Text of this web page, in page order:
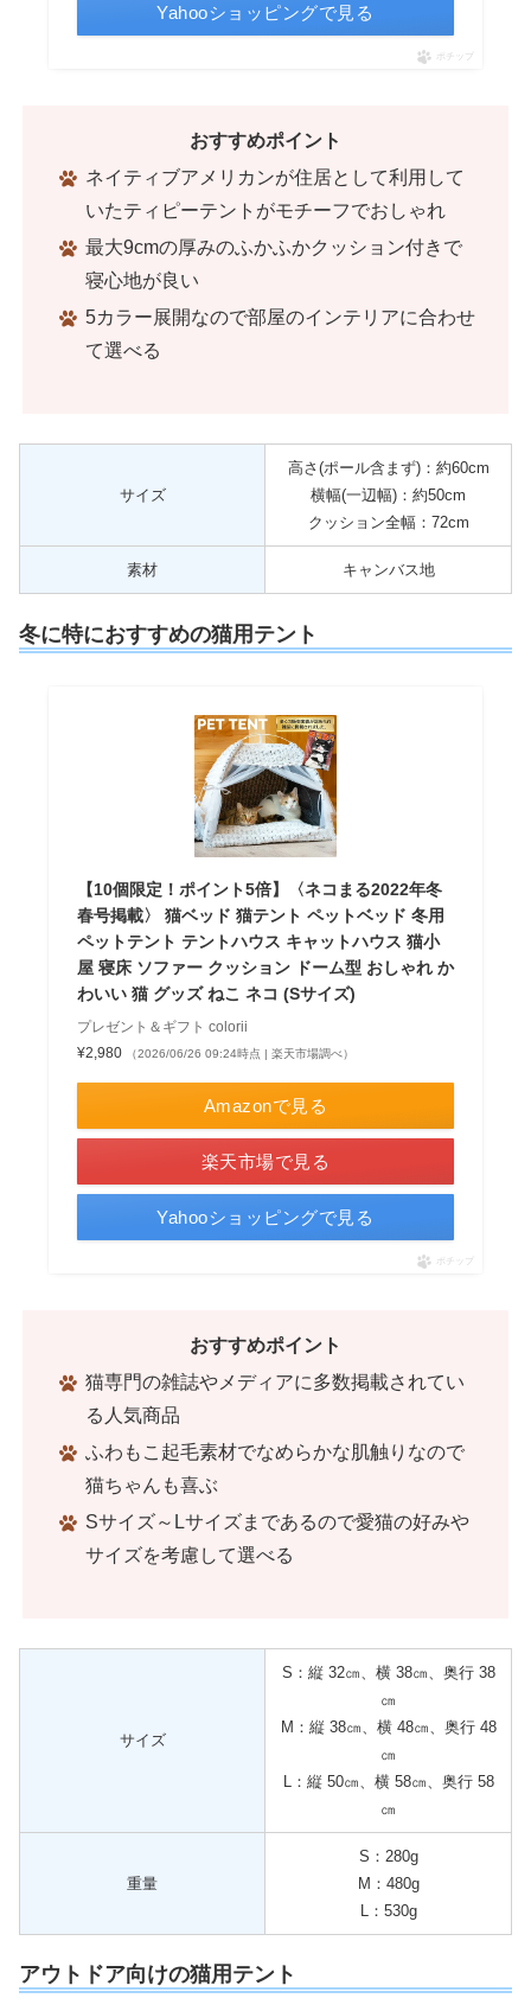
Yahooショッピングで見る
ポチップ
おすすめポイント
ネイティブアメリカンが住居として利用して
いたティピーテントがモチーフでおしゃれ
最大9cmの厚みのふかふかクッション付きで
寝心地が良い
5カラー展開なので部屋のインテリアに合わせ
て選べる
サイズ
高さ(ポール含まず)：約60cm
横幅(一辺幅)：約50cm
クッション全幅：72cm
素材 キャンバス地
冬に特におすすめの猫用テント
【10個限定！ポイント5倍】〈ネコまる2022年冬
春号掲載〉 猫ベッド 猫テント ペットベッド 冬用
ペットテント テントハウス キャットハウス 猫小
屋 寝床 ソファー クッション ドーム型 おしゃれ か
わいい 猫 グッズ ねこ ネコ (Sサイズ)
プレゼント＆ギフト colorii
¥2,980
（2026/06/26 09:24時点 | 楽天市場調べ）
Amazonで見る
楽天市場で見る
Yahooショッピングで見る
ポチップ
おすすめポイント
猫専門の雑誌やメディアに多数掲載されてい
る人気商品
ふわもこ起毛素材でなめらかな肌触りなので
猫ちゃんも喜ぶ
Sサイズ～Lサイズまであるので愛猫の好みや
サイズを考慮して選べる
サイズ
S：縦 32㎝、横 38㎝、奥行 38
㎝
M：縦 38㎝、横 48㎝、奥行 48
㎝
L：縦 50㎝、横 58㎝、奥行 58
㎝
重量
S：280g
M：480g
L：530g
アウトドア向けの猫用テント